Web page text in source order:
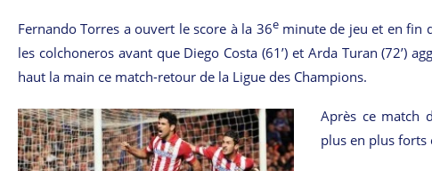
Fernando Torres a ouvert le score à la 36eminute de jeu et en fin
les colchoneros avant que Diego Costa (61’) et Arda Turan (72’)
haut la main ce match-retour de la Ligue des Champions.
Après ce match
plus en plus forts